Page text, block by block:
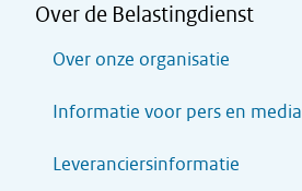
Over de Belastingdienst
Over onze organisatie
Informatie voor pers en media
Leveranciersinformatie